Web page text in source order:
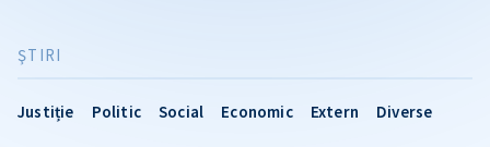
ŞTIRI
Justiție Politic Social Economic Extern Diverse